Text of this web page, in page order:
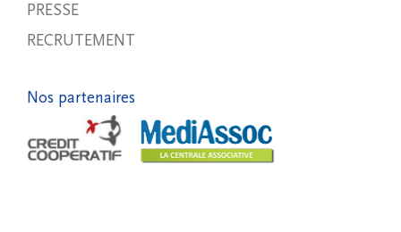
PRESSE
RECRUTEMENT
Nos partenaires